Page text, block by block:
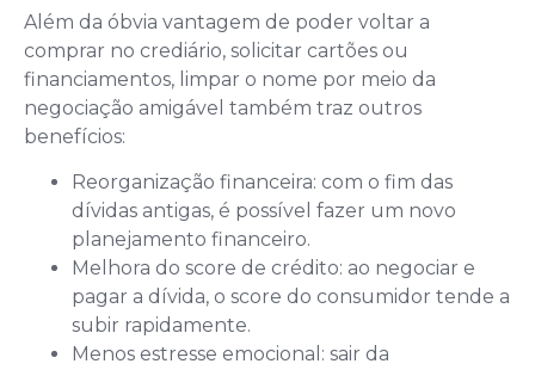
Além da óbvia vantagem de poder voltar a
comprar no crediário, solicitar cartões ou
financiamentos, limpar o nome por meio da
negociação amigável também traz outros
benefícios:
Reorganização financeira: com o fim das
dívidas antigas, é possível fazer um novo
planejamento financeiro.
Melhora do score de crédito: ao negociar e
pagar a dívida, o score do consumidor tende a
subir rapidamente.
Menos estresse emocional: sair da